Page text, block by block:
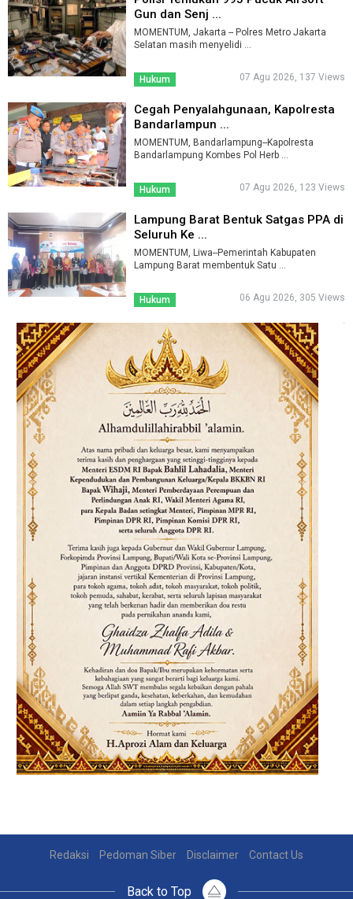
Gun dan Senj ...
MOMENTUM, Jakarta -- Polres Metro Jakarta
Selatan masih menyelidi ...
Hukum 07 Agu 2026, 137 Views
Cegah Penyalahgunaan, Kapolresta
Bandarlampun ...
MOMENTUM, Bandarlampung--Kapolresta
Bandarlampung Kombes Pol Herb ...
Hukum 07 Agu 2026, 123 Views
Lampung Barat Bentuk Satgas PPA di
Seluruh Ke ...
MOMENTUM, Liwa--Pemerintah Kabupaten
Lampung Barat membentuk Satu ...
Hukum 06 Agu 2026, 305 Views
Redaksi Pedoman Siber Disclaimer Contact Us
Back to Top